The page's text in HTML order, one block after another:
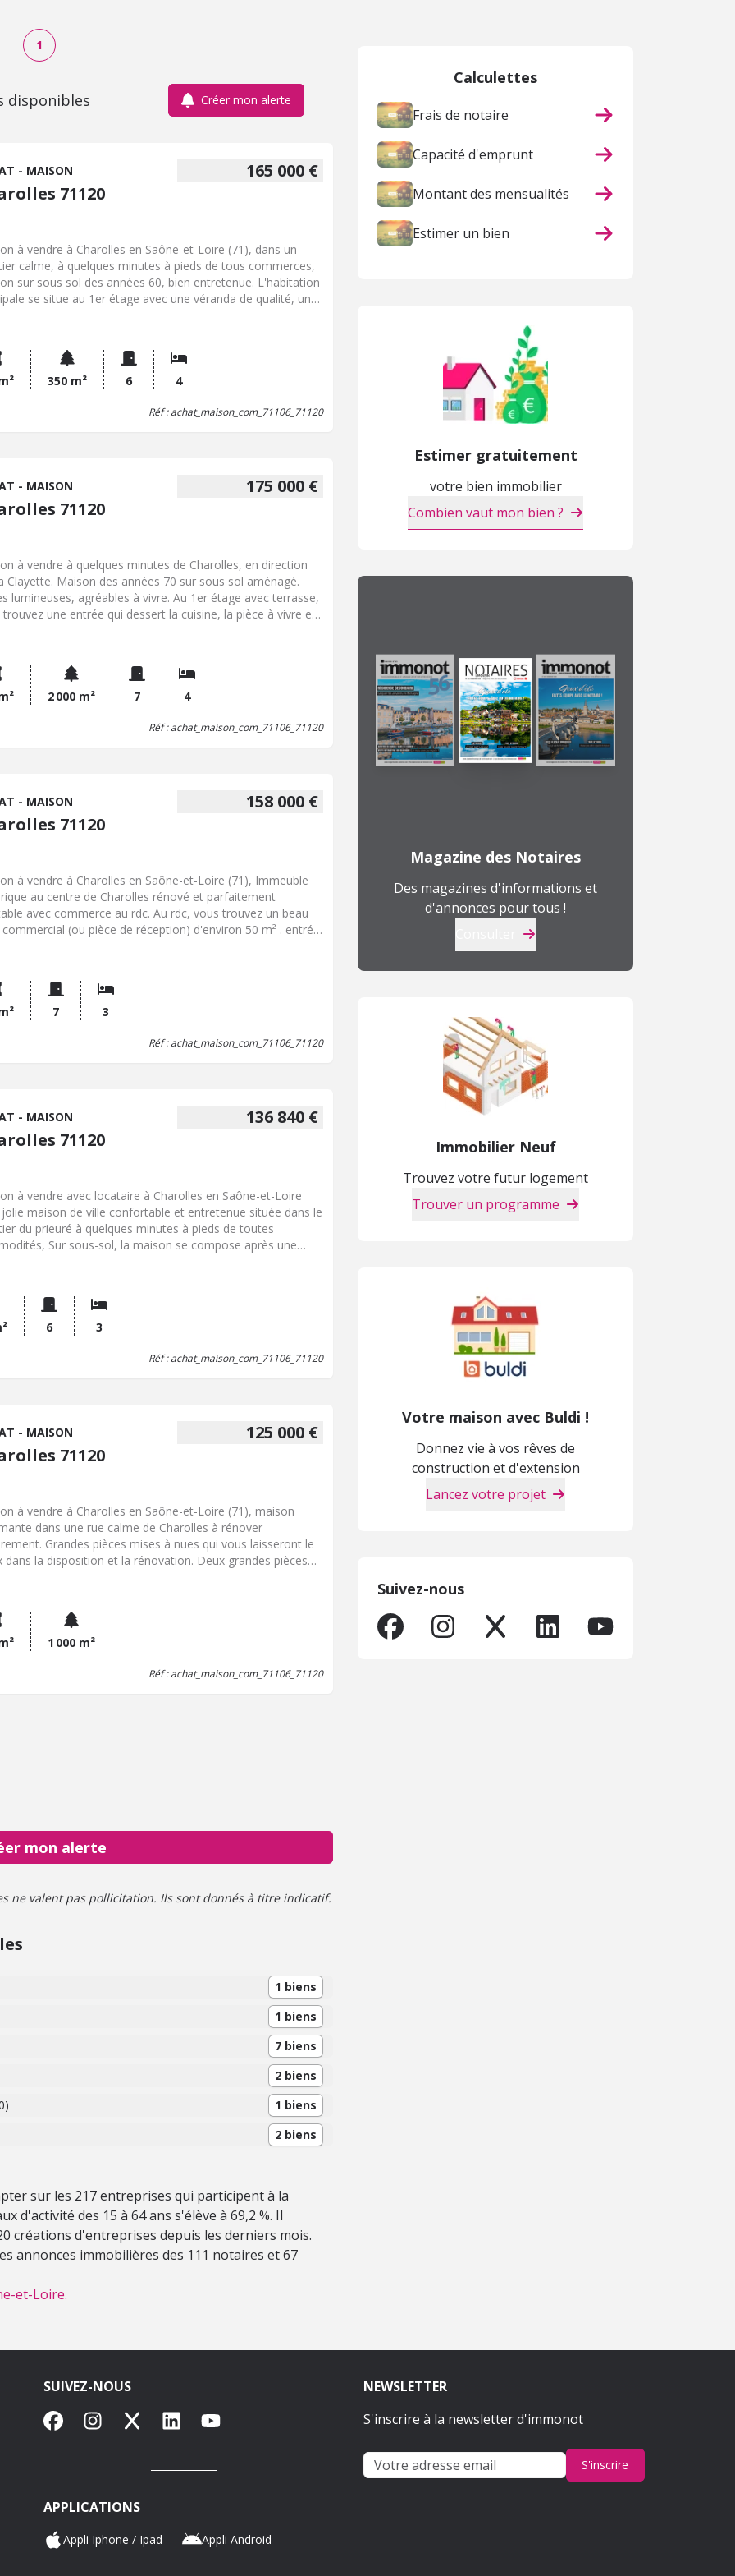
1
disponibles Créer mon alerte
165 000 €
- MAISON
71120
à vendre à Charolles en Saône-et-Loire (71), dans un
calme, à quelques minutes à pieds de tous commerces,
sur sous sol des années 60, bien entretenue. L'habitation
se situe au 1er étage avec une véranda de qualité, une
petite cuisine d'été/buanderie, pièce de stockage et
garage. le plus avec deux chambres supplémentaires avec
d'eau et wc. Clim installée dans la pièce principale. Portes
350 m² 6 4
Réf : achat_maison_com_71106_71120
175 000 €
- MAISON
71120
à vendre à quelques minutes de Charolles, en direction
Clayette. Maison des années 70 sur sous sol aménagé.
lumineuses, agréables à vivre. Au 1er étage avec terrasse,
trouvez une entrée qui dessert la cuisine, la pièce à vivre et
chaufferie, cave et garage Maison en bon état et bien
mais qui va nécessiter des travaux de
A l'extérieur : grand jardin aménagé (potager,
supplémentaires. Bâtiments annexes comprenant un
2 000 m² 7 4
Réf : achat_maison_com_71106_71120
158 000 €
- MAISON
71120
à vendre à Charolles en Saône-et-Loire (71), Immeuble
au centre de Charolles rénové et parfaitement
avec commerce au rdc. Au rdc, vous trouvez un beau
commercial (ou pièce de réception) d'environ 50 m² . entrée
au rdc se trouve une entrée puis une charmante
d'escalier pour le duplex au 1er : salon avec parquet ,
équipée, chaufferie et wc au 2ème : 3 chambres avec
et fenêtres double vitrage, toiture en bon état.
7 3
Réf : achat_maison_com_71106_71120
136 840 €
- MAISON
71120
à vendre avec locataire à Charolles en Saône-et-Loire
jolie maison de ville confortable et entretenue située dans le
du prieuré à quelques minutes à pieds de toutes
Sur sous-sol, la maison se compose après une
et couloir desservant 3 chambres et salle d'eau. A
, accessible directement depuis la rue : cour et jardin
, garage et cave. Locataire en place et bail en cours.
6 3
Réf : achat_maison_com_71106_71120
125 000 €
- MAISON
71120
à vendre à Charolles en Saône-et-Loire (71), maison
dans une rue calme de Charolles à rénover
Grandes pièces mises à nues qui vous laisseront le
dans la disposition et la rénovation. Deux grandes pièces
avec des détails intéressants : tommettes, portes en
escalier charmant , ... jardin idéal et bien exposé avec
1 000 m²
Réf : achat_maison_com_71106_71120
mon alerte
ne valent pas pollicitation. Ils sont donnés à titre indicatif.
1 biens
1 biens
7 biens
2 biens
1 biens
2 biens
sur les 217 entreprises qui participent à la
d'activité des 15 à 64 ans s'élève à 69,2 %. Il
créations d'entreprises depuis les derniers mois.
annonces immobilières des 111 notaires et 67
et-Loire.
Calculettes
Frais de notaire
Capacité d'emprunt
Montant des mensualités
Estimer un bien
Estimer gratuitement
votre bien immobilier
Combien vaut mon bien ?
Magazine des Notaires
Des magazines d'informations et
d'annonces pour tous !
Immobilier Neuf
Trouvez votre futur logement
Trouver un programme
Votre maison avec Buldi !
Donnez vie à vos rêves de
construction et d'extension
Lancez votre projet
Suivez-nous
SUIVEZ-NOUS
FacebookInstagram
X LinkedInYouTube
APPLICATIONS
Appli Iphone / Ipad Appli Android
NEWSLETTER
S'inscrire à la newsletter d'immonot
S'inscrire